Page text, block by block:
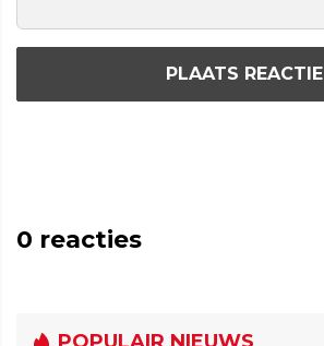
PLAATS REACTIE
0 reacties
POPULAIR NIEUWS